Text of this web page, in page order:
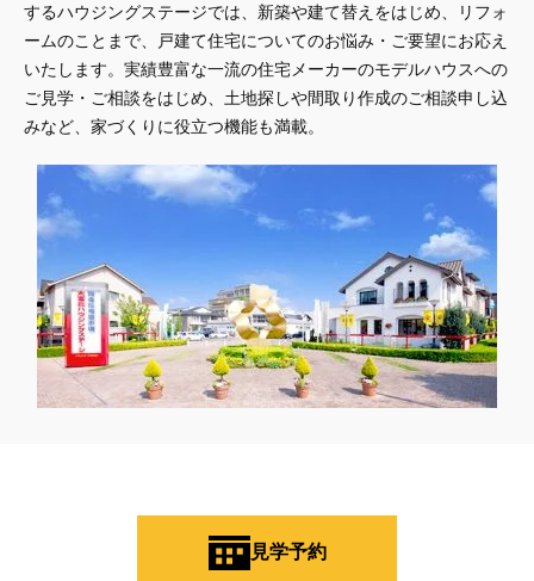
するハウジングステージでは、新築や建て替えをはじめ、リフォ
ームのことまで、戸建て住宅についてのお悩み・ご要望にお応え
いたします。実績豊富な一流の住宅メーカーのモデルハウスへの
ご見学・ご相談をはじめ、土地探しや間取り作成のご相談申し込
みなど、家づくりに役立つ機能も満載。
見学予約